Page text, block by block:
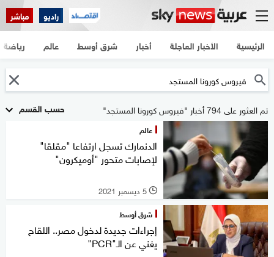
راديو مباشر
الرئيسية الأخبار العاجلة أخبار شرق أوسط عالم رياضة
حسب القسم تم العثور على 794 أخبار "فيروس كورونا المستجد"
عالم
الدنمارك تسجل ارتفاعا "مقلقا"
لإصابات متحور "أوميكرون"
l 5 ديسمبر 2021
شرق أوسط
إجراءات جديدة لدخول مصر.. اللقاح
يغني عن الـ"PCR"